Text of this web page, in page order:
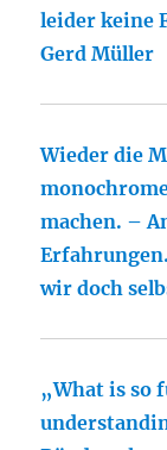
leider keine
Gerd Müller
Wieder die
machen. –
Erfahrungen.
wir doch
„What is so